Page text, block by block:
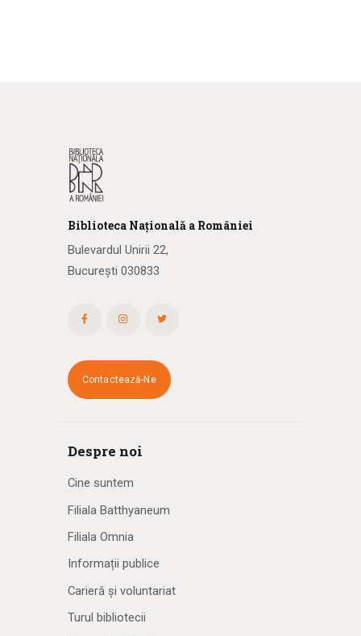
Biblioteca Națională a României
Bulevardul Unirii 22,
București 030833
Contactează-Ne
Despre noi
Cine suntem
Filiala Batthyaneum
Filiala Omnia
Informații publice
Carieră și voluntariat
Turul bibliotecii